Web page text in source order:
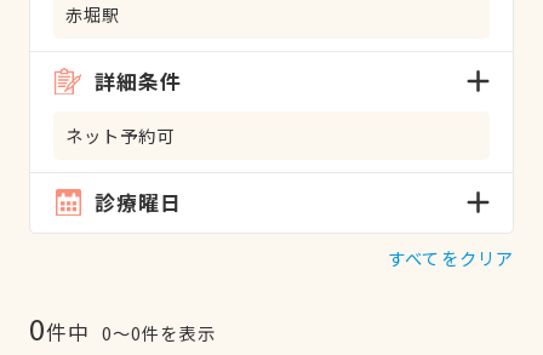
赤堀駅
詳細条件
ネット予約可
診療曜日
すべてをクリア
0件中 0〜0件を表示